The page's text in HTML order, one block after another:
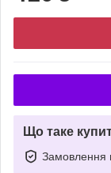
Що таке
Замовлення